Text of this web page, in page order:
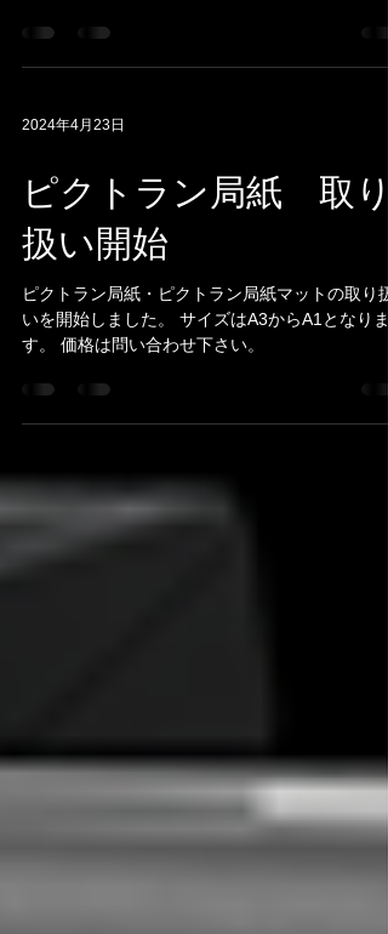
2024年4月23日
ピクトラン局紙 取り
扱い開始
ピクトラン局紙・ピクトラン局紙マットの取り扱
いを開始しました。 サイズはA3からA1となりま
す。 価格は問い合わせ下さい。